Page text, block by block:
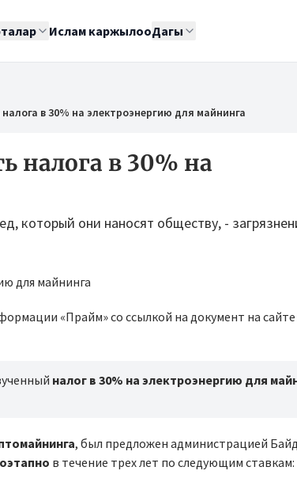
Ислам каржылооДагы
в 30% на электроэнергию для майнинга
налога в 30% на
который они наносят обществу, -
«Прайм» со ссылкой на документ на сайте
налог в 30% на электроэнергию для
, был предложен администрацией
в течение трех лет по следующим ставкам: